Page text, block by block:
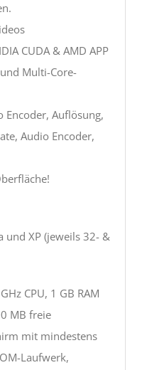
CUDA & AMD APP
Multi-Core-
Encoder, Auflösung,
Audio Encoder,
XP (jeweils 32- &
CPU, 1 GB RAM
MB freie
mit mindestens
Laufwerk,